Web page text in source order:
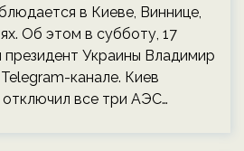
в Киеве, Виннице,
Об этом в субботу, 17
президент Украины Владимир
канале. Киев
все три АЭС…